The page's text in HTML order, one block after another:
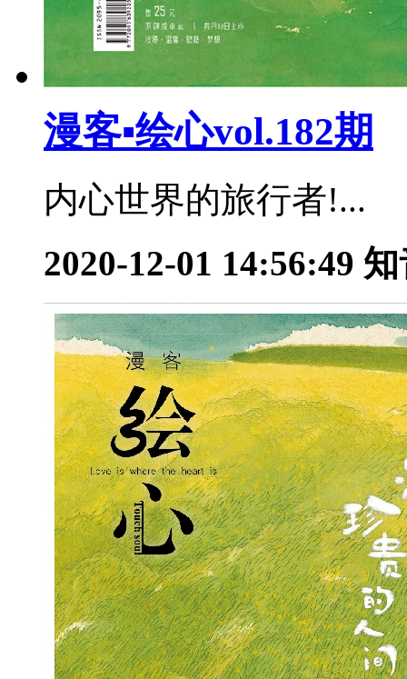
漫客▪绘心vol.182期
内心世界的旅行者!...
2020-12-01 14:56:49